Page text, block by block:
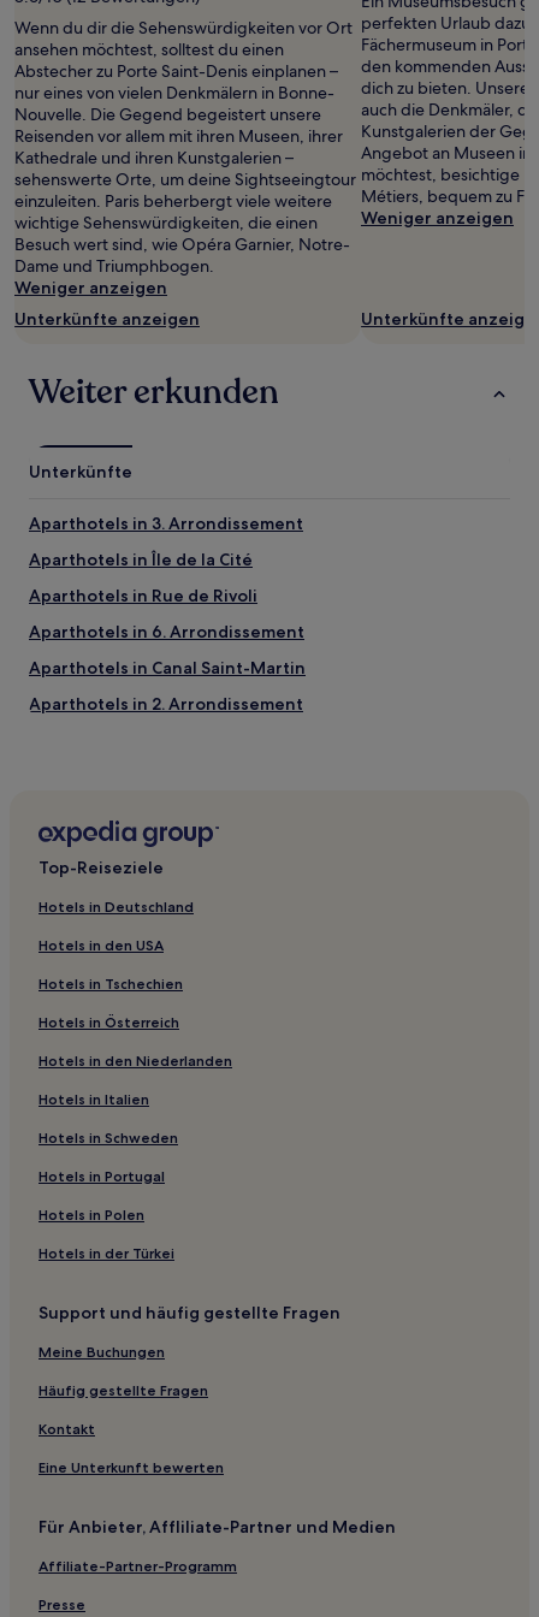
Wenn du dir die Sehenswürdigkeiten vor Ort
ansehen möchtest, solltest du einen
Abstecher zu Porte Saint-Denis einplanen –
nur eines von vielen Denkmälern in Bonne-
Nouvelle. Die Gegend begeistert unsere
Reisenden vor allem mit ihren Museen, ihrer
Kathedrale und ihren Kunstgalerien –
sehenswerte Orte, um deine Sightseeingtour
einzuleiten. Paris beherbergt viele weitere
wichtige Sehenswürdigkeiten, die einen
Besuch wert sind, wie Opéra Garnier, Notre-
Dame und Triumphbogen.
Weniger anzeigen
Unterkünfte anzeigen
perfekten Urlaub
Fächermuseum in
den kommenden
dich zu bieten.
auch die Denkmäler,
Kunstgalerien der
Angebot an Museen in
möchtest, besichtige
Métiers, bequem zu
Weniger anzeigen
Unterkünfte
Weiter erkunden
Unterkünfte
Aparthotels in 3. Arrondissement
Aparthotels in Île de la Cité
Aparthotels in Rue de Rivoli
Aparthotels in 6. Arrondissement
Aparthotels in Canal Saint-Martin
Aparthotels in 2. Arrondissement
4-Sterne-Hotels in Pigalle
2-Sterne-Hotels in Pigalle
3-Sterne-Hotels in Rue de la Paix
5-Sterne-Hotels in Les Bouquinistes de Paris
3-Sterne-Hotels in Les Bouquinistes de Paris
3-Sterne-Hotels in 18. Arrondissement
4-Sterne-Hotels in Avenue Montaigne
5-Sterne-Hotels in 4. Arrondissement
Hotels nahe Kirche Saint Louis d'Antin
Hotels nahe U-Bahn-Station Blanche
Stadtzentrum von Paris: Hotels
Hotels nahe U-Bahn-Station Gambetta
Hotels nahe Museum für Kunst und Geschichte des
Hotels nahe Jardins de Bercy
Top-Reiseziele
Hotels in Deutschland
Hotels in den USA
Hotels in Tschechien
Hotels in Österreich
Hotels in den Niederlanden
Hotels in Italien
Hotels in Schweden
Hotels in Portugal
Hotels in Polen
Hotels in der Türkei
Support und häufig gestellte Fragen
Meine Buchungen
Häufig gestellte Fragen
Kontakt
Eine Unterkunft bewerten
Für Anbieter, Affliliate-Partner und Medien
Affiliate-Partner-Programm
Presse